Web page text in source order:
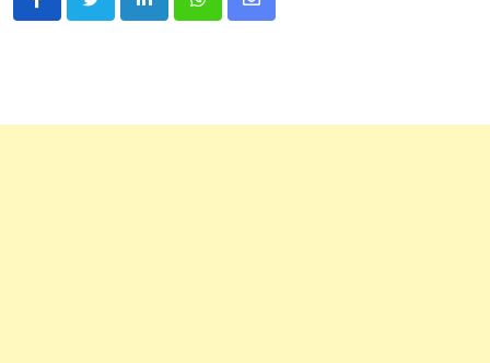
LinkedInWhatsappShare